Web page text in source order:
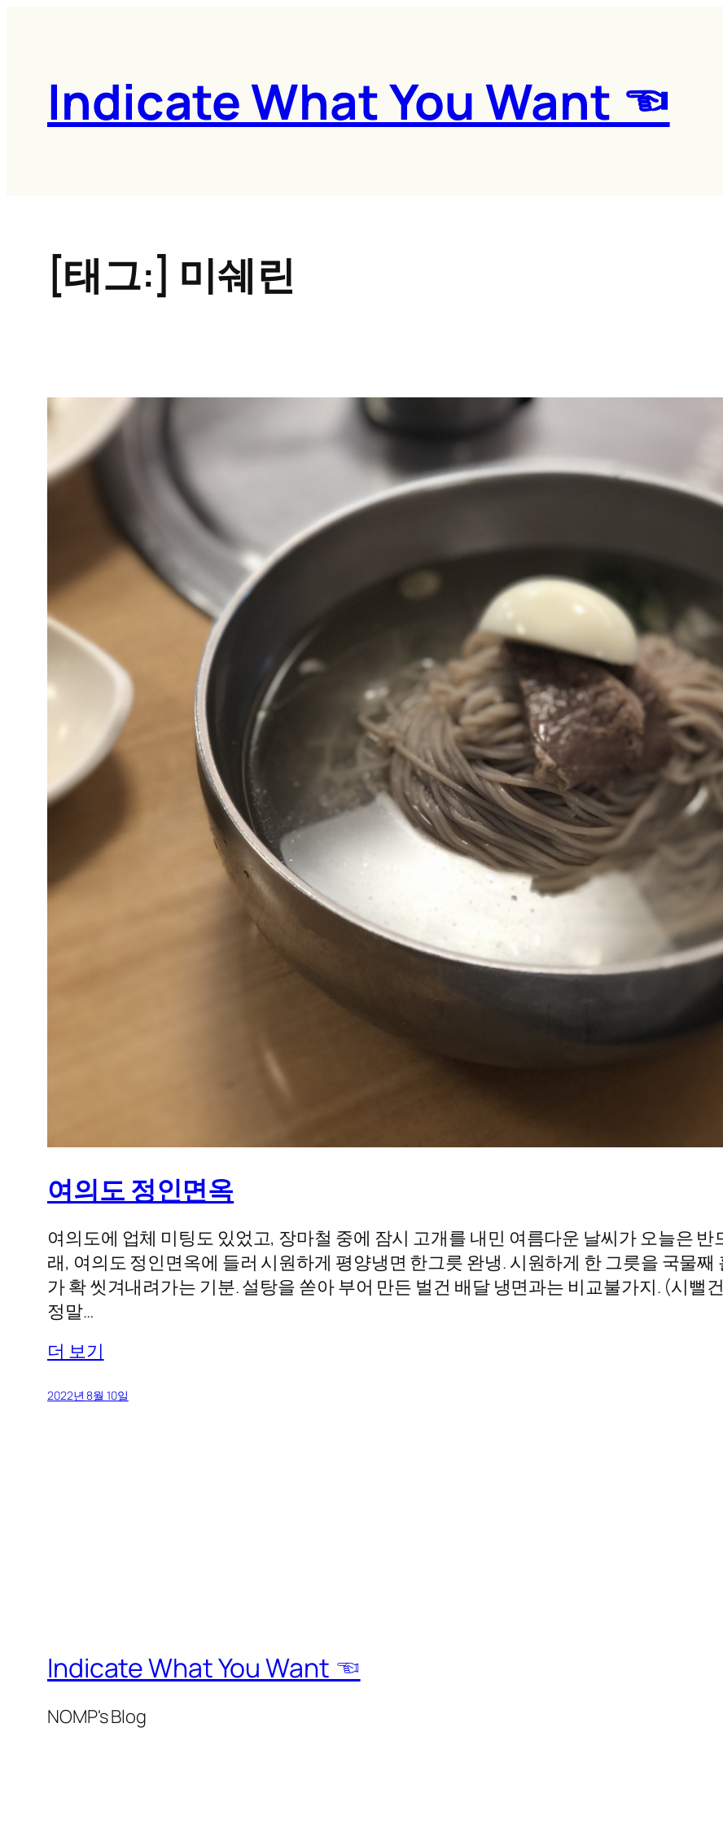
Indicate What You Want ☜
[태그:] 미쉐린
여의도 정인면옥
여의도에 업체 미팅도 있었고, 장마철 중에 잠시 고개를 내민 여름다운 날씨가 오늘은
래, 여의도 정인면옥에 들러 시원하게 평양냉면 한그릇 완냉. 시원하게 한 그릇을 국물
가 확 씻겨내려가는 기분. 설탕을 쏟아 부어 만든 벌건 배달 냉면과는 비교불가지. (시뻘
정말…
더 보기
2022년 8월 10일
Indicate What You Want ☜
NOMP's Blog